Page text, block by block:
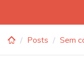
Posts Sem